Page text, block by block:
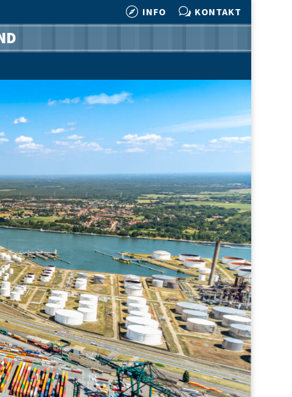
 INFO w KONTAKT